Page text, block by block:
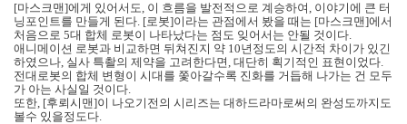
[마스크맨]에게 있어서도, 이 흐름을 발전적으로 계승하여, 이야기에 큰 터
닝포인트를 만들게 된다. [로봇]이라는 관점에서 봤을 때는 [마스크맨]에서
처음으로 5대 합체 로봇이 나타났다는 점도 잊어서는 안될 것이다.
애니메이션 로봇과 비교하면 뒤쳐진지 약 10년정도의 시간적 차이가 있긴
하였으나, 실사 특촬의 제약을 고려한다면, 대단히 획기적인 표현이었다.
전대로봇의 합체 변형이 시대를 쫓아갈수록 진화를 거듭해 나가는 건 모두
가 아는 사실일 것이다.
또한, [후뢰시맨]이 나오기전의 시리즈는 대하드라마로써의 완성도까지도
볼수 있을정도다.